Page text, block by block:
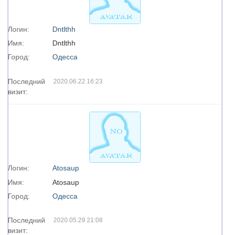
Логин:
Dntlthh
Имя:
Dntlthh
Город:
Одесса
Последний
визит:
2020.06.22 16:23
Логин:
Atosaup
Имя:
Atosaup
Город:
Одесса
Последний
визит:
2020.05.29 21:08